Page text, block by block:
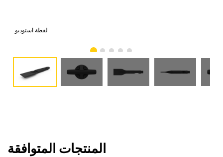
لقطة استوديو
المنتجات المتوافقة